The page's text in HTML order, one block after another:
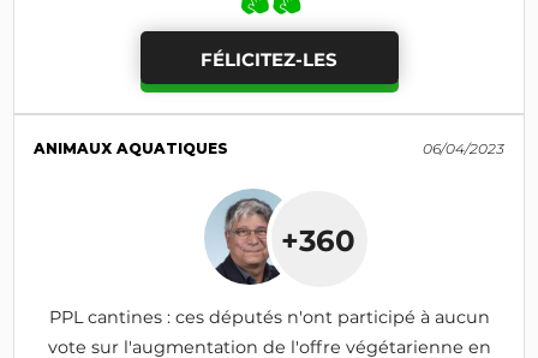
FÉLICITEZ-LES
ANIMAUX AQUATIQUES 06/04/2023
+360
PPL cantines : ces députés n'ont participé à aucun
vote sur l'augmentation de l'offre végétarienne en